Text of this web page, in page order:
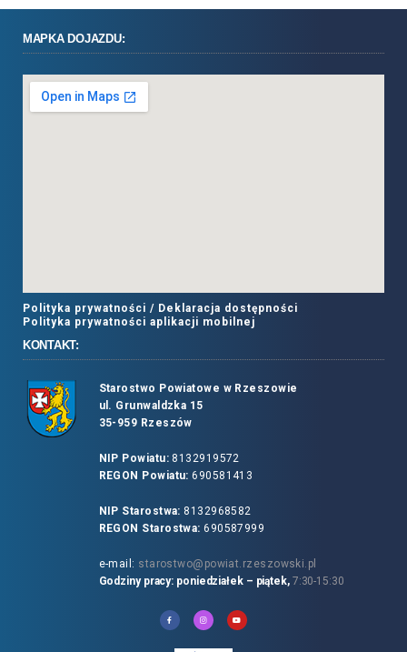
MAPKA DOJAZDU:
Polityka prywatności / Deklaracja dostępności
Polityka prywatności aplikacji mobilnej
KONTAKT:
Starostwo Powiatowe w Rzeszowie
ul. Grunwaldzka 15
35-959 Rzeszów
NIP Powiatu:8132919572
REGON Powiatu: 690581413
NIP Starostwa: 8132968582
REGON Starostwa: 690587999
e-mail: starostwo@powiat.rzeszowski.pl
Godziny pracy: poniedziałek – piątek, 7:30-15:30